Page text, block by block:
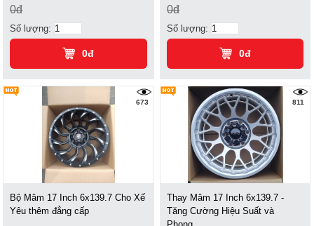
0đ
Số lượng:
0đ
0đ
Số lượng:
0đ
673
Bộ Mâm 17 Inch 6x139.7 Cho Xế
Yêu thêm đẳng cấp
811
Thay Mâm 17 Inch 6x139.7 -
Tăng Cường Hiệu Suất và